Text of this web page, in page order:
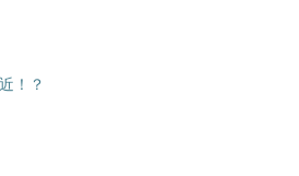
！？